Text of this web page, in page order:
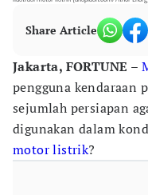
Share Article
Jakarta, FORTUNE –
pengguna kendaraan
sejumlah persiapan
digunakan dalam
motor listrik?